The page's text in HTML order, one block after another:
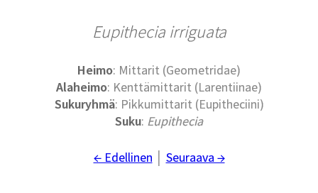
Eupithecia irriguata
Heimo: Mittarit (Geometridae)
Alaheimo: Kenttämittarit (Larentiinae)
Sukuryhmä: Pikkumittarit (Eupitheciini)
Suku: Eupithecia
← Edellinen Seuraava →